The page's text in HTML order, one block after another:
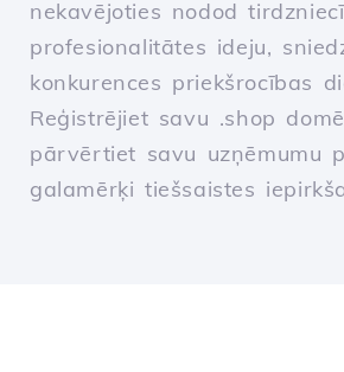
nekavējoties nodod
profesionalitātes ideju,
konkurences priekšrocības
Reģistrējiet savu .shop
pārvērtiet savu uzņēmumu
galamērķi tiešsaistes